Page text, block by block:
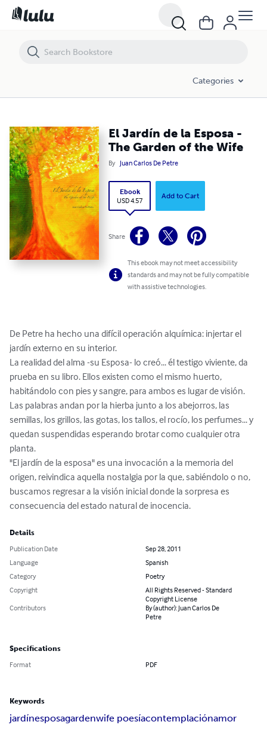
Categories
El Jardín de la Esposa -
The Garden of the Wife
By Juan Carlos De Petre
Ebook
USD 4.57
Add to Cart
Share
This ebook may not meet accessibility
standards and may not be fully compatible
with assistive technologies.
De Petre ha hecho una difícil operación alquímica: injertar el
jardín externo en su interior.
La realidad del alma -su Esposa- lo creó... él testigo viviente, da
prueba en su libro. Ellos existen como el mismo huerto,
habitándolo con pies y sangre, para ambos es lugar de visión.
Las palabras andan por la hierba junto a los abejorros, las
semillas, los grillos, las gotas, los tallos, el rocío, los perfumes... y
quedan suspendidas esperando brotar como cualquier otra
planta.
"El jardín de la esposa" es una invocación a la memoria del
origen, reivindica aquella nostalgia por la que, sabiéndolo o no,
buscamos regresar a la visión inicial donde la sorpresa es
consecuencia del estado natural de inocencia.
Details
Publication Date
Sep 28, 2011
Language
Spanish
Category
Poetry
Copyright
All Rights Reserved - Standard
Copyright License
Contributors
By (author): Juan Carlos De
Petre
Specifications
Format PDF
Keywords
jardínesposagardenwife poesíacontemplaciónamor
El Jardín de la Esposa - The Garden of the Wife